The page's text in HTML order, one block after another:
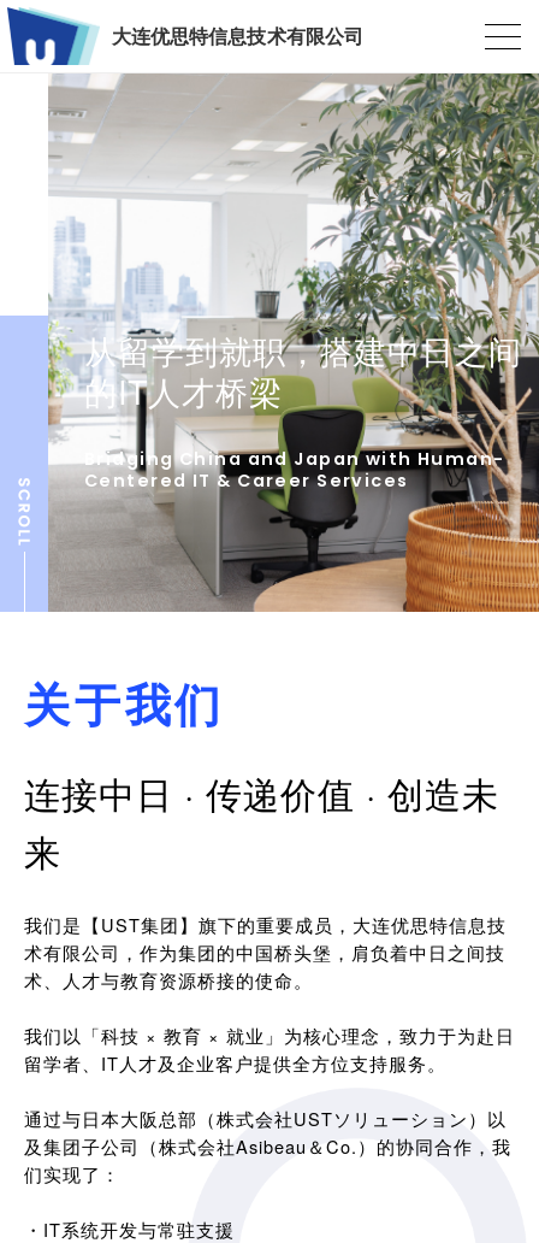
大连优思特信息技术有限公司
从留学到就职，搭建中日之间
的IT人才桥梁
Bridging China and Japan with Human-
Centered IT & Career Services
关于我们
连接中日 · 传递价值 · 创造未
来
我们是【UST集团】旗下的重要成员，大连优思特信息技
术有限公司，作为集团的中国桥头堡，肩负着中日之间技
术、人才与教育资源桥接的使命。
我们以「科技 × 教育 × 就业」为核心理念，致力于为赴日
留学者、IT人才及企业客户提供全方位支持服务。
通过与日本大阪总部（株式会社USTソリューション）以
及集团子公司（株式会社Asibeau＆Co.）的协同合作，我
们实现了：
・IT系统开发与常驻支援